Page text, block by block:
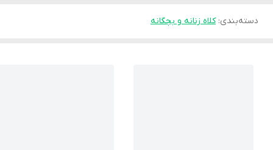
دسته‌بندی:کلاه زنانه و بچگانه